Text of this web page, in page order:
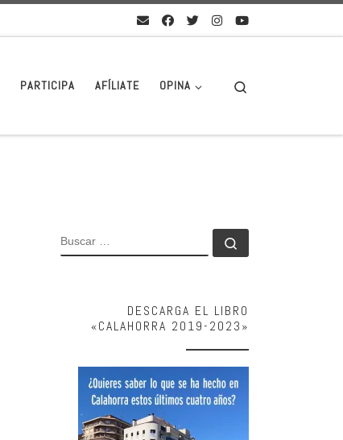
PARTICIPA AFÍLIATE OPINA
BUSCAR
DESCARGA EL LIBRO
«CALAHORRA 2019-2023»